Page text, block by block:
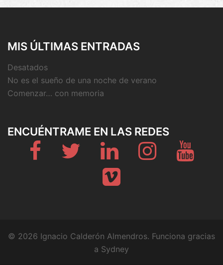
MIS ÚLTIMAS ENTRADAS
Desatados
No es el sueño de una noche de verano
Comenzar… con memoria
ENCUÉNTRAME EN LAS REDES
Fb Twitter Linkedin Instagram
Vimeo
© 2026 Ignacio Calderón Almendros. Funciona gracias
a Sydney